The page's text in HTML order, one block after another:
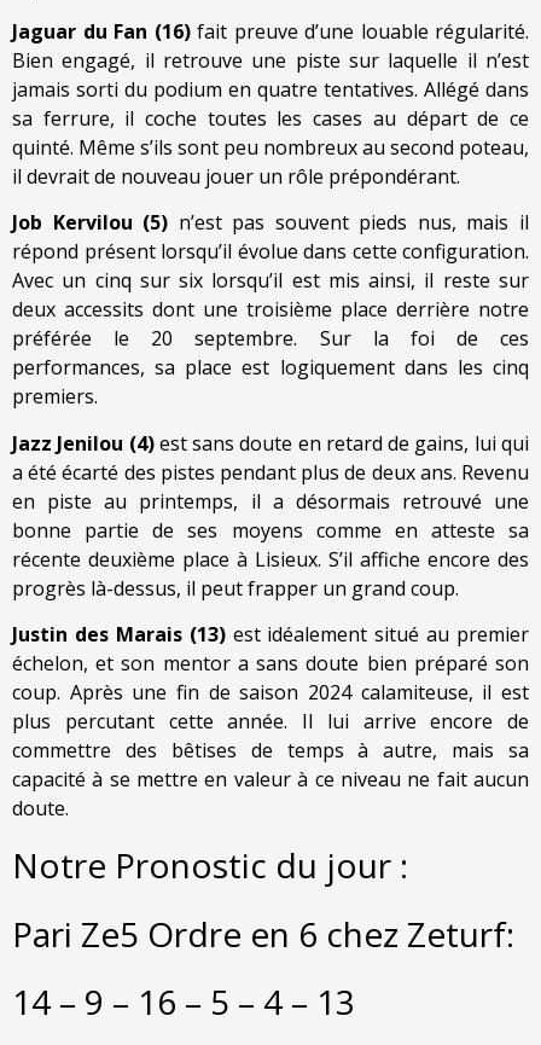
Jaguar du Fan (16) fait preuve d’une louable régularité.
Bien engagé, il retrouve une piste sur laquelle il n’est
jamais sorti du podium en quatre tentatives. Allégé dans
sa ferrure, il coche toutes les cases au départ de ce
quinté. Même s’ils sont peu nombreux au second poteau,
il devrait de nouveau jouer un rôle prépondérant.
Job Kervilou (5) n’est pas souvent pieds nus, mais il
répond présent lorsqu’il évolue dans cette configuration.
Avec un cinq sur six lorsqu’il est mis ainsi, il reste sur
deux accessits dont une troisième place derrière notre
préférée le 20 septembre. Sur la foi de ces
performances, sa place est logiquement dans les cinq
premiers.
Jazz Jenilou (4)est sans doute en retard de gains, lui qui
a été écarté des pistes pendant plus de deux ans. Revenu
en piste au printemps, il a désormais retrouvé une
bonne partie de ses moyens comme en atteste sa
récente deuxième place à Lisieux. S’il affiche encore des
progrès là-dessus, il peut frapper un grand coup.
Justin des Marais (13) est idéalement situé au premier
échelon, et son mentor a sans doute bien préparé son
coup. Après une fin de saison 2024 calamiteuse, il est
plus percutant cette année. Il lui arrive encore de
commettre des bêtises de temps à autre, mais sa
capacité à se mettre en valeur à ce niveau ne fait aucun
doute.
Notre Pronostic du jour :
Pari Ze5 Ordre en 6 chez Zeturf:
14 – 9 – 16 – 5 – 4 – 13